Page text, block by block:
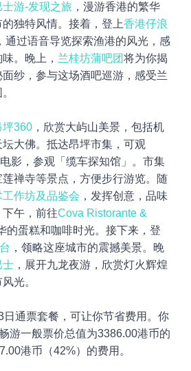
游-发现之旅 ，漫游香港的繁华
独特风情。接着，登上香港仔浪
，通过语音导览探索渔港的风光，感
。晚上， 兰桂坊蒲吧团将为你揭
纱，参与这场酒吧巡游，感受兰
坪360 ，欣赏大屿山美景，包括机
大佛。抵达昂坪市集，可观
影，参观「缆车探知馆」。市集
禅寺等景点，方便步行游览。随
作坊及品鉴会 ，发挥创意，品味
午，前往Cova Ristorante &
的蛋糕和咖啡时光。接下来，登
，领略这座城市的震撼美景。晚
士 ，展开九龙夜游，欣赏灯火辉煌
光。
日通票套餐，可让你节省费用。你
游一般票价总值为3386.00港币的
港币（42%）的费用。